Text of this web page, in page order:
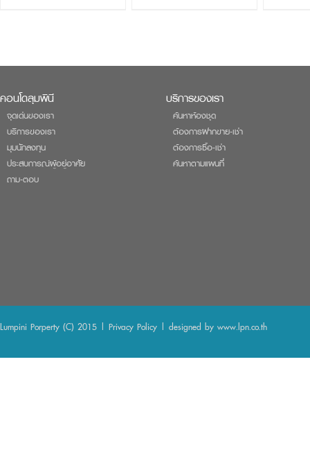
คอนโดลุมพินี
จุดเด่นของเรา
บริการของเรา
มุมนักลงทุน
ประสบการณ์ผู้อยู่อาศัย
ถาม-ตอบ
บริการของเรา
ค้นหาห้องชุด
ต้องการฝากขาย-เช่า
ต้องการซื้อ-เช่า
ค้นหาตามแผนที่
Lumpini Porperty (C) 2015 | Privacy Policy | designed by www.lpn.co.th